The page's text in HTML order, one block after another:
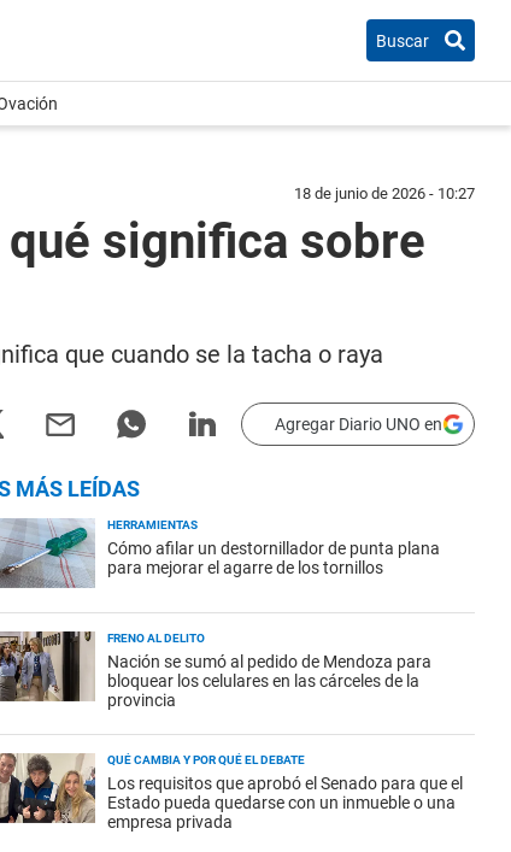
Buscar
18 de junio de 2026 - 10:27
significa sobre
que cuando se la tacha o raya
Agregar Diario UNO en
MÁS LEÍDAS
HERRAMIENTAS
Cómo afilar un destornillador de punta plana
para mejorar el agarre de los tornillos
FRENO AL DELITO
Nación se sumó al pedido de Mendoza para
bloquear los celulares en las cárceles de la
provincia
QUÉ CAMBIA Y POR QUÉ EL DEBATE
Los requisitos que aprobó el Senado para que el
Estado pueda quedarse con un inmueble o una
empresa privada